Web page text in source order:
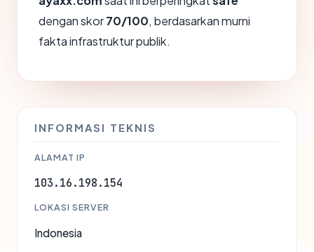
dengan skor70/100, berdasarkan murni
fakta infrastruktur publik.
INFORMASI TEKNIS
ALAMAT IP
103.16.198.154
LOKASI SERVER
Indonesia